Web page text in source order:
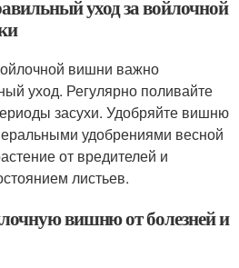
уход за войлочной
вишни важно
уход. Регулярно поливайте
засухи. Удобряйте вишню
удобрениями весной
от вредителей и
листьев.
вишню от болезней и